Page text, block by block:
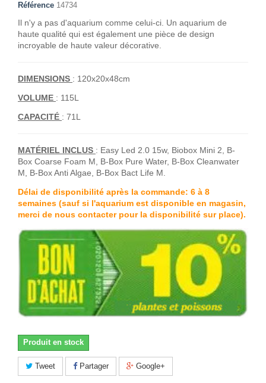
Référence 14734
Il n'y a pas d'aquarium comme celui-ci. Un aquarium de
haute qualité qui est également une pièce de design
incroyable de haute valeur décorative.
DIMENSIONS : 120x20x48cm
VOLUME : 115L
CAPACITÉ : 71L
MATÉRIEL INCLUS : Easy Led 2.0 15w, Biobox Mini 2, B-
Box Coarse Foam M, B-Box Pure Water, B-Box Cleanwater
M, B-Box Anti Algae, B-Box Bact Life M.
Délai de disponibilité après la commande: 6 à 8
semaines (sauf si l'aquarium est disponible en magasin,
merci de nous contacter pour la disponibilité sur place).
Produit en stock
Tweet Partager Google+